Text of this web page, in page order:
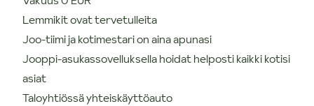
Lemmikit ovat tervetulleita
Joo-tiimi ja kotimestari on aina apunasi
Jooppi-asukassovelluksella hoidat helposti kaikki kotisi
asiat
Taloyhtiössä yhteiskäyttöauto